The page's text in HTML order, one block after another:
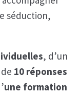
séduction,
, d’un
10 réponses
une formation